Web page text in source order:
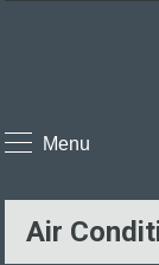
Menu
Air